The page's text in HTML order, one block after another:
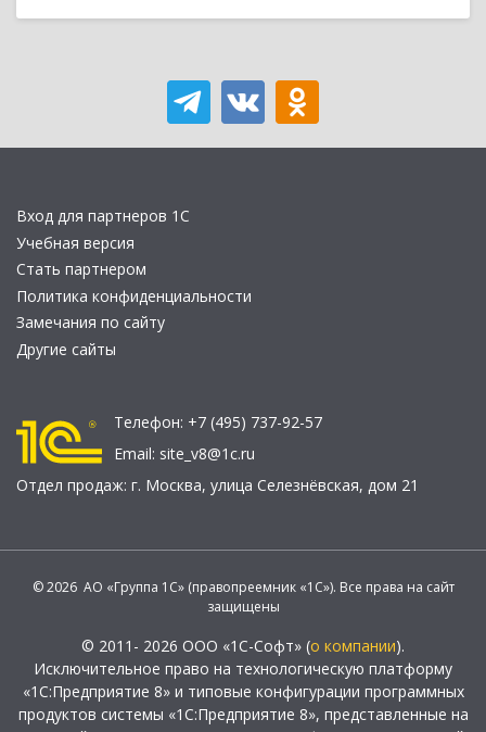
Вход для партнеров 1С
Учебная версия
Стать партнером
Политика конфиденциальности
Замечания по сайту
Другие сайты
Телефон: +7 (495) 737-92-57
Email: site_v8@1c.ru
Отдел продаж: г. Москва, улица Селезнёвская, дом 21
© 2026 АО «Группа 1С» (правопреемник «1С»). Все права на сайт
защищены
© 2011- 2026 ООО «1С-Софт» (о компании).
Исключительное право на технологическую платформу
«1С:Предприятие 8» и типовые конфигурации программных
продуктов системы «1С:Предприятие 8», представленные на